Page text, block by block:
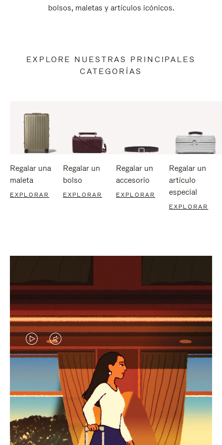
bolsos, maletas y artículos icónicos.
EXPLORE NUESTRAS PRINCIPALES
CATEGORÍAS
Regalar una
maleta
EXPLORAR
Regalar un
bolso
EXPLORAR
Regalar un
accesorio
EXPLORAR
Regalar un
artículo
especial
EXPLORAR
EL
VÍDEO
ESTÁ
PAUSADO,
PULSE
EL
SONIDO
DEL
VÍDEO
ESTÁ
DESACTIVADO:
IDAS DE REGALO CUIDADOSAMENTE ELEGIDAS
Encuentre su compañero de
viaje ideal